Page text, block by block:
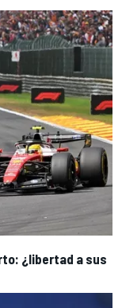
¿libertad a sus